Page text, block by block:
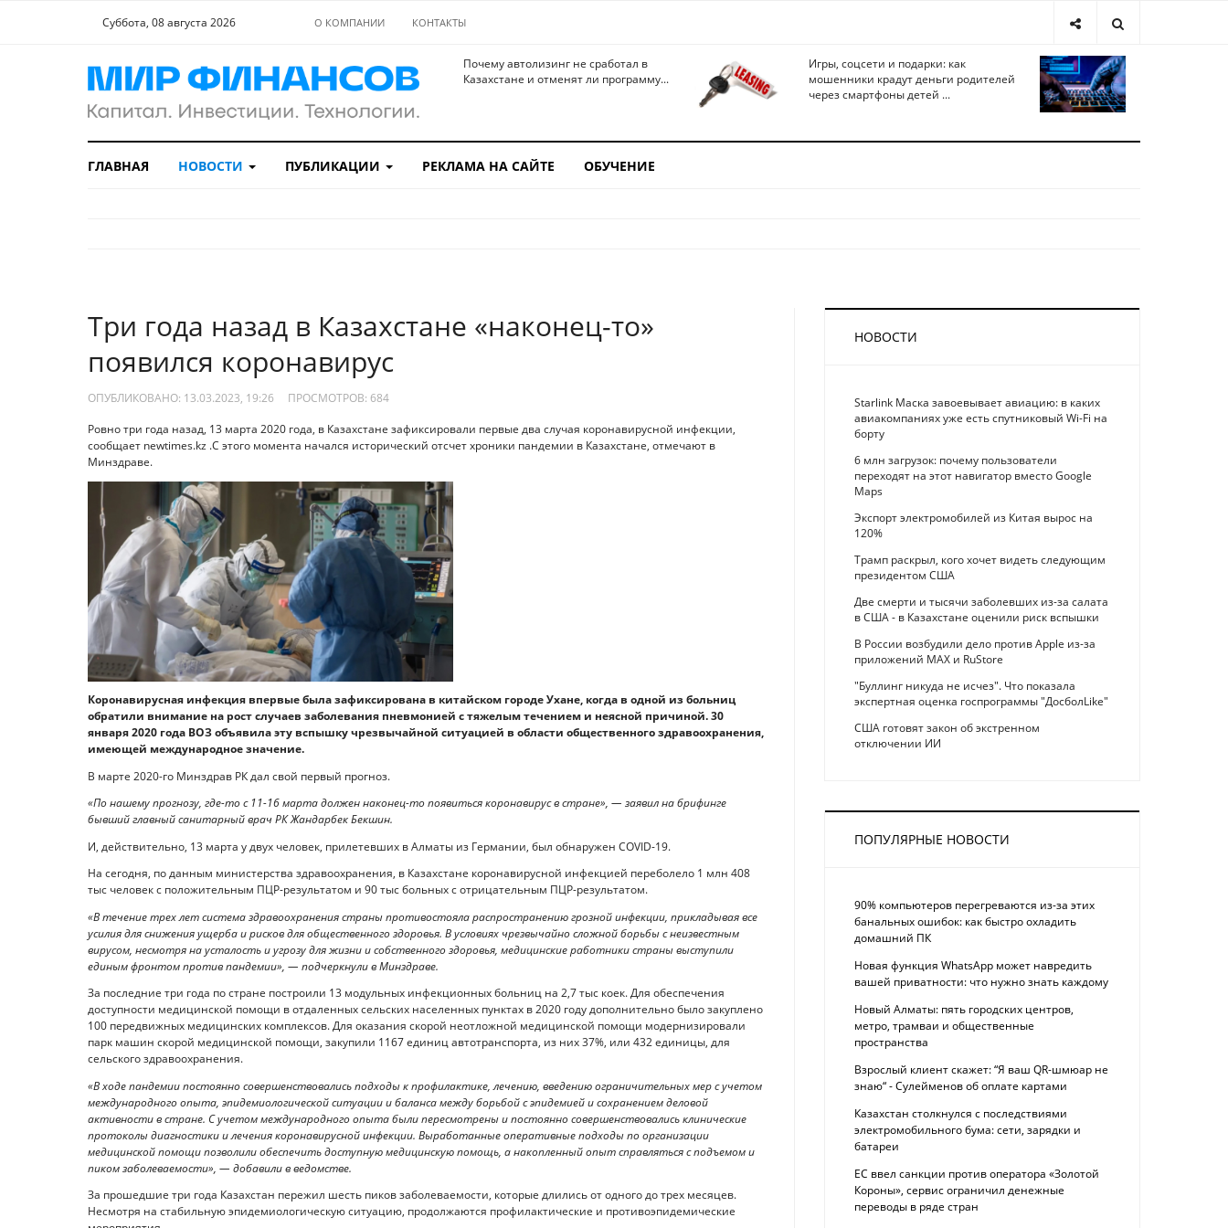
Суббота, 08 августа 2026 О КОМПАНИИ КОНТАКТЫ
Почему автолизинг не сработал в
Казахстане и отменят ли программу...
Игры, соцсети и подарки: как
мошенники крадут деньги родителей
через смартфоны детей ...
ГЛАВНАЯ НОВОСТИ ПУБЛИКАЦИИ РЕКЛАМА НА САЙТЕ ОБУЧЕНИЕ
Три года назад в Казахстане «наконец-то»
появился коронавирус
ОПУБЛИКОВАНО: 13.03.2023, 19:26 ПРОСМОТРОВ: 684
Ровно три года назад, 13 марта 2020 года, в Казахстане зафиксировали первые два случая коронавирусной инфекции,
сообщает newtimes.kz .С этого момента начался исторический отсчет хроники пандемии в Казахстане, отмечают в
Минздраве.
Коронавирусная инфекция впервые была зафиксирована в китайском городе Ухане, когда в одной из больниц
обратили внимание на рост случаев заболевания пневмонией с тяжелым течением и неясной причиной. 30
января 2020 года ВОЗ объявила эту вспышку чрезвычайной ситуацией в области общественного здравоохранения,
имеющей международное значение.
В марте 2020-го Минздрав РК дал свой первый прогноз.
«По нашему прогнозу, где-то с 11-16 марта должен наконец-то появиться коронавирус в стране», — заявил на брифинге
бывший главный санитарный врач РК Жандарбек Бекшин.
И, действительно, 13 марта у двух человек, прилетевших в Алматы из Германии, был обнаружен COVID-19.
На сегодня, по данным министерства здравоохранения, в Казахстане коронавирусной инфекцией переболело 1 млн 408
тыс человек с положительным ПЦР-результатом и 90 тыс больных с отрицательным ПЦР-результатом.
«В течение трех лет система здравоохранения страны противостояла распространению грозной инфекции, прикладывая все
усилия для снижения ущерба и рисков для общественного здоровья. В условиях чрезвычайно сложной борьбы с неизвестным
вирусом, несмотря на усталость и угрозу для жизни и собственного здоровья, медицинские работники страны выступили
единым фронтом против пандемии», — подчеркнули в Минздраве.
За последние три года по стране построили 13 модульных инфекционных больниц на 2,7 тыс коек. Для обеспечения
доступности медицинской помощи в отдаленных сельских населенных пунктах в 2020 году дополнительно было закуплено
100 передвижных медицинских комплексов. Для оказания скорой неотложной медицинской помощи модернизировали
парк машин скорой медицинской помощи, закупили 1167 единиц автотранспорта, из них 37%, или 432 единицы, для
сельского здравоохранения.
«В ходе пандемии постоянно совершенствовались подходы к профилактике, лечению, введению ограничительных мер с учетом
международного опыта, эпидемиологической ситуации и баланса между борьбой с эпидемией и сохранением деловой
активности в стране. С учетом международного опыта были пересмотрены и постоянно совершенствовались клинические
протоколы диагностики и лечения коронавирусной инфекции. Выработанные оперативные подходы по организации
медицинской помощи позволили обеспечить доступную медицинскую помощь, а накопленный опыт справляться с подъемом и
пиком заболеваемости», — добавили в ведомстве.
За прошедшие три года Казахстан пережил шесть пиков заболеваемости, которые длились от одного до трех месяцев.
Несмотря на стабильную эпидемиологическую ситуацию, продолжаются профилактические и противоэпидемические
НОВОСТИ
Starlink Маска завоевывает авиацию: в каких
авиакомпаниях уже есть спутниковый Wi-Fi на
борту
6 млн загрузок: почему пользователи
переходят на этот навигатор вместо Google
Maps
Экспорт электромобилей из Китая вырос на
120%
Трамп раскрыл, кого хочет видеть следующим
президентом США
Две смерти и тысячи заболевших из-за салата
в США - в Казахстане оценили риск вспышки
В России возбудили дело против Apple из-за
приложений MAX и RuStore
"Буллинг никуда не исчез". Что показала
экспертная оценка госпрограммы "ДосболLike"
США готовят закон об экстренном
отключении ИИ
ПОПУЛЯРНЫЕ НОВОСТИ
90% компьютеров перегреваются из-за этих
банальных ошибок: как быстро охладить
домашний ПК
Новая функция WhatsApp может навредить
вашей приватности: что нужно знать каждому
Новый Алматы: пять городских центров,
метро, трамваи и общественные
пространства
Взрослый клиент скажет: “Я ваш QR-шмюар не
знаю“ - Сулейменов об оплате картами
Казахстан столкнулся с последствиями
электромобильного бума: сети, зарядки и
батареи
ЕС ввел санкции против оператора «Золотой
Короны», сервис ограничил денежные
переводы в ряде стран